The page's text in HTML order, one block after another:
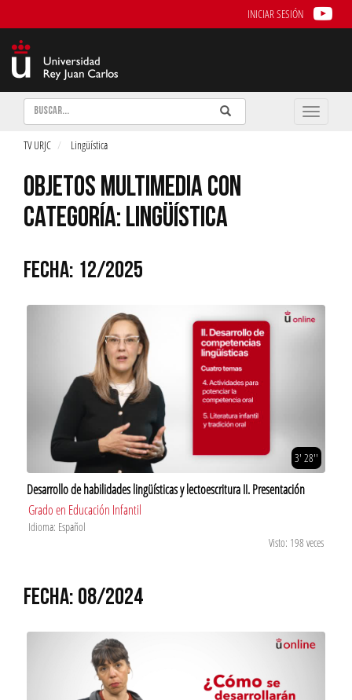
INICIAR SESIÓN
Buscar Enviar
Buscar
Toggle
TV URJC Lingüística
OBJETOS MULTIMEDIA CON
CATEGORÍA: LINGÜÍSTICA
FECHA: 12/2025
3' 28''
Desarrollo de habilidades lingüísticas y lectoescritura II. Presentación
Grado en Educación Infantil
Idioma: Español
Visto: 198 veces
FECHA: 08/2024